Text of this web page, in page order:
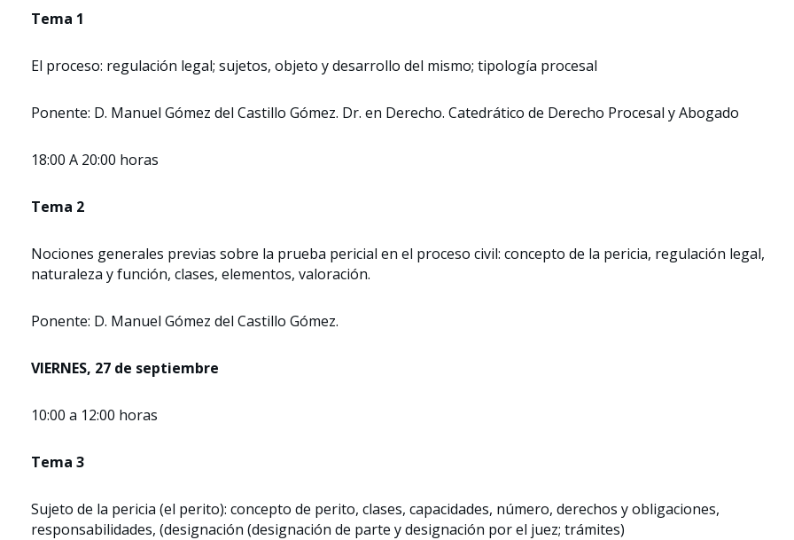
Tema 1
El proceso: regulación legal; sujetos, objeto y desarrollo del mismo; tipología procesal
Ponente: D. Manuel Gómez del Castillo Gómez. Dr. en Derecho. Catedrático de Derecho Procesal y Abogado
18:00 A 20:00 horas
Tema 2
Nociones generales previas sobre la prueba pericial en el proceso civil: concepto de la pericia, regulación legal,
naturaleza y función, clases, elementos, valoración.
Ponente: D. Manuel Gómez del Castillo Gómez.
VIERNES, 27 de septiembre
10:00 a 12:00 horas
Tema 3
Sujeto de la pericia (el perito): concepto de perito, clases, capacidades, número, derechos y obligaciones,
responsabilidades, (designación (designación de parte y designación por el juez; trámites)